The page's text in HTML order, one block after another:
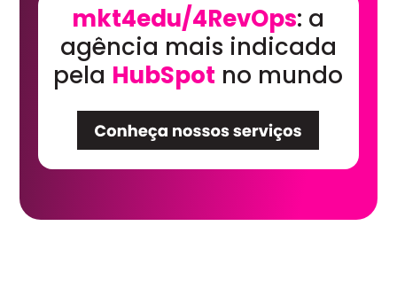
mkt4edu/4RevOps: a
agência mais indicada
pela HubSpot no mundo